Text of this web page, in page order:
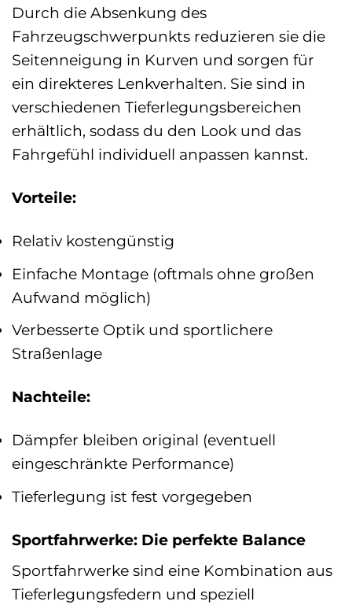
Durch die Absenkung des
Fahrzeugschwerpunkts reduzieren sie die
Seitenneigung in Kurven und sorgen für
ein direkteres Lenkverhalten. Sie sind in
verschiedenen Tieferlegungsbereichen
erhältlich, sodass du den Look und das
Fahrgefühl individuell anpassen kannst.
Vorteile:
Relativ kostengünstig
Einfache Montage (oftmals ohne großen
Aufwand möglich)
Verbesserte Optik und sportlichere
Straßenlage
Nachteile:
Dämpfer bleiben original (eventuell
eingeschränkte Performance)
Tieferlegung ist fest vorgegeben
Sportfahrwerke: Die perfekte Balance
Sportfahrwerke sind eine Kombination aus
Tieferlegungsfedern und speziell